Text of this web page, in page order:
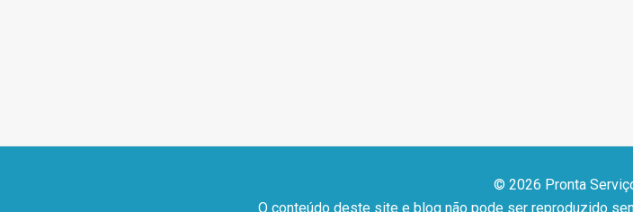
© 2026 Pronta
O conteúdo deste site e blog não pode ser reproduzido